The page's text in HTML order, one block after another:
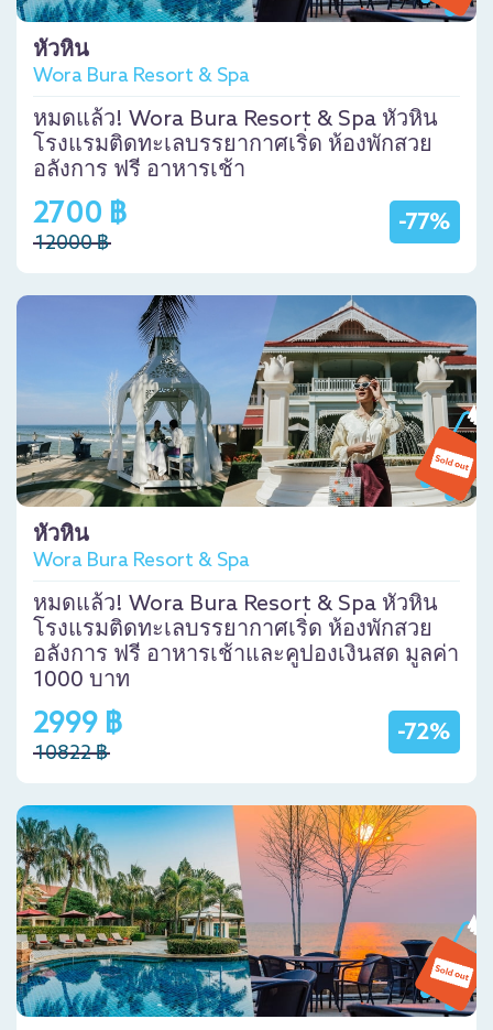
หัวหิน
Wora Bura Resort & Spa
หมดแล้ว! Wora Bura Resort & Spa หัวหิน
โรงแรมติดทะเลบรรยากาศเริ่ด ห้องพักสวย
อลังการ ฟรี อาหารเช้า
-77%
2700 ฿
12000 ฿
หัวหิน
Wora Bura Resort & Spa
หมดแล้ว! Wora Bura Resort & Spa หัวหิน
โรงแรมติดทะเลบรรยากาศเริ่ด ห้องพักสวย
อลังการ ฟรี อาหารเช้าและคูปองเงินสด มูลค่า
1000 บาท
-72%
2999 ฿
10822 ฿